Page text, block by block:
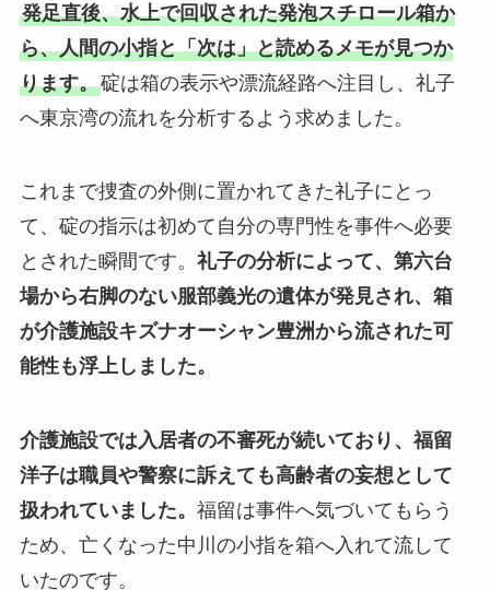
発足直後、水上で回収された発泡スチロール箱か
ら、人間の小指と「次は」と読めるメモが見つか
ります。碇は箱の表示や漂流経路へ注目し、礼子
へ東京湾の流れを分析するよう求めました。
これまで捜査の外側に置かれてきた礼子にとっ
て、碇の指示は初めて自分の専門性を事件へ必要
とされた瞬間です。 礼子の分析によって、第六台
場から右脚のない服部義光の遺体が発見され、箱
が介護施設キズナオーシャン豊洲から流された可
能性も浮上しました。
介護施設では入居者の不審死が続いており、福留
洋子は職員や警察に訴えても高齢者の妄想として
扱われていました。 福留は事件へ気づいてもらう
ため、亡くなった中川の小指を箱へ入れて流して
いたのです。